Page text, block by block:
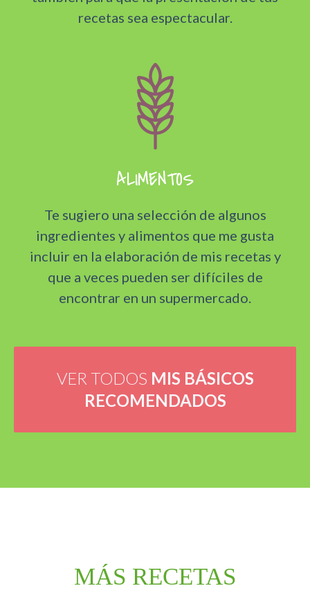
recetas sea espectacular.
ALIMENTOS
Te sugiero una selección de algunos
ingredientes y alimentos que me gusta
incluir en la elaboración de mis recetas y
que a veces pueden ser difíciles de
encontrar en un supermercado.
VER TODOS MIS BÁSICOS
RECOMENDADOS
MÁS RECETAS